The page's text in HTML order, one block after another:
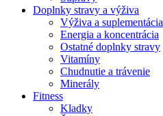
Doplnky stravy a výživa
Výživa a suplementácia
Energia a koncentrácia
Ostatné doplnky stravy
Vitamíny
Chudnutie a trávenie
Minerály
Fitness
Kladky